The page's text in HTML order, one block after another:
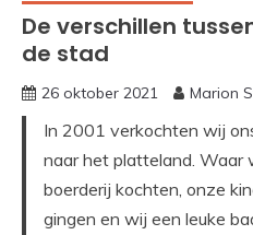
De verschillen
de stad
26 oktober 2021 Marion
In 2001 verkochten wij
naar het platteland. Waar
boerderij kochten, onze
gingen en wij een leuke